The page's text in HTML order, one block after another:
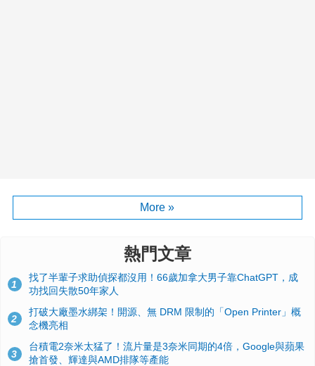
More »
熱門文章
1
找了半輩子求助偵探都沒用！66歲加拿大男子靠ChatGPT，成
功找回失散50年家人
2
打破大廠墨水綁架！開源、無 DRM 限制的「Open Printer」概
念機亮相
3
台積電2奈米太猛了！流片量是3奈米同期的4倍，Google與蘋果
搶首發、輝達與AMD排隊等產能